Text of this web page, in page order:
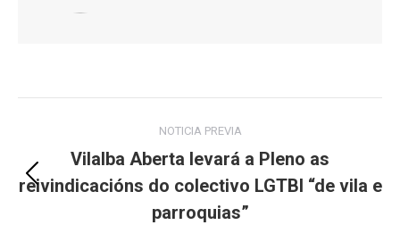
navigation
NOTICIA PREVIA
Previous
post:
Vilalba Aberta levará a Pleno as
reivindicacións do colectivo LGTBI “de vila e
parroquias”